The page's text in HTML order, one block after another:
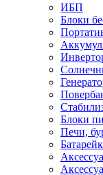
ИБП
Блоки
Блоки
Печи,